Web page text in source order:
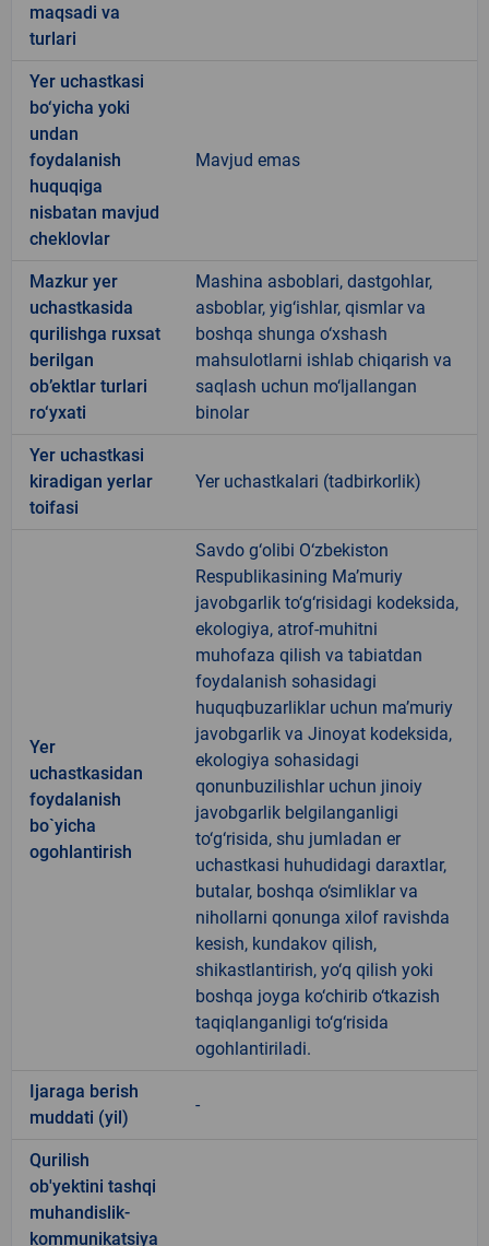
maqsadi va
turlari
Yer uchastkasi
bo‘yicha yoki
undan
foydalanish
huquqiga
nisbatan mavjud
cheklovlar
Mavjud emas
Mazkur yer
uchastkasida
qurilishga ruxsat
berilgan
ob’ektlar turlari
ro‘yxati
Mashina asboblari, dastgohlar,
asboblar, yig‘ishlar, qismlar va
boshqa shunga o‘xshash
mahsulotlarni ishlab chiqarish va
saqlash uchun mo‘ljallangan
binolar
Yer uchastkasi
kiradigan yerlar
toifasi
Yer uchastkalari (tadbirkorlik)
Yer
uchastkasidan
foydalanish
bo`yicha
ogohlantirish
Savdo g‘olibi O‘zbekiston
Respublikasining Ma’muriy
javobgarlik to‘g‘risidagi kodeksida,
ekologiya, atrof-muhitni
muhofaza qilish va tabiatdan
foydalanish sohasidagi
huquqbuzarliklar uchun ma’muriy
javobgarlik va Jinoyat kodeksida,
ekologiya sohasidagi
qonunbuzilishlar uchun jinoiy
javobgarlik belgilanganligi
to‘g‘risida, shu jumladan er
uchastkasi huhudidagi daraxtlar,
butalar, boshqa o‘simliklar va
nihollarni qonunga xilof ravishda
kesish, kundakov qilish,
shikastlantirish, yo‘q qilish yoki
boshqa joyga ko‘chirib o‘tkazish
taqiqlanganligi to‘g‘risida
ogohlantiriladi.
Ijaraga berish
muddati (yil)
-
Qurilish
ob'yektini tashqi
muhandislik-
kommunikatsiya